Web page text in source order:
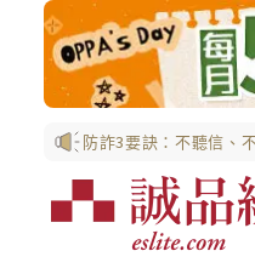
防詐3要訣：不聽信、